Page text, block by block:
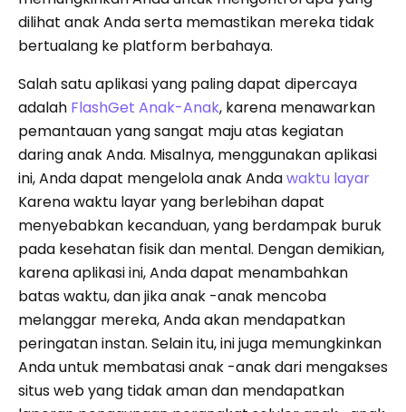
dilihat anak Anda serta memastikan mereka tidak
bertualang ke platform berbahaya.
Salah satu aplikasi yang paling dapat dipercaya
adalah FlashGet Anak-Anak, karena menawarkan
pemantauan yang sangat maju atas kegiatan
daring anak Anda. Misalnya, menggunakan aplikasi
ini, Anda dapat mengelola anak Andawaktu layar
Karena waktu layar yang berlebihan dapat
menyebabkan kecanduan, yang berdampak buruk
pada kesehatan fisik dan mental. Dengan demikian,
karena aplikasi ini, Anda dapat menambahkan
batas waktu, dan jika anak -anak mencoba
melanggar mereka, Anda akan mendapatkan
peringatan instan. Selain itu, ini juga memungkinkan
Anda untuk membatasi anak -anak dari mengakses
situs web yang tidak aman dan mendapatkan